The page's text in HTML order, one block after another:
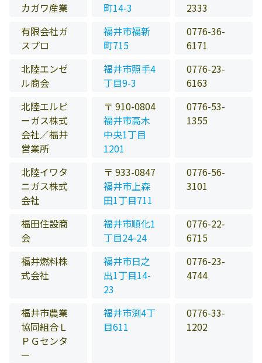
カガワ産業
町14-3
2333
有限会社ガ
スプロ
福井市福新
町715
0776-36-
6171
北陸エンゼ
ル商会
福井市照手4
丁目9-3
0776-23-
6163
北陸エルピ
ーガス株式
会社／福井
営業所
〒 910-0804
福井市高木
中央1丁目
1201
0776-53-
1355
北陸イワタ
ニガス株式
会社
〒 933-0847
福井市上森
田1丁目711
0776-56-
3101
福田住設商
会
福井市順化1
丁目24-24
0776-22-
6715
福井燃料株
式会社
福井市日之
出1丁目14-
23
0776-23-
4744
福井市農業
協同組合Ｌ
ＰＧセンタ
ー
福井市渕4丁
目611
0776-33-
1202